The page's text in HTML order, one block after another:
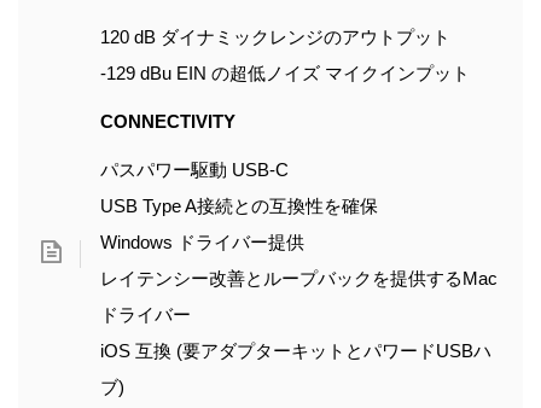
120 dB ダイナミックレンジのアウトプット
-129 dBu EIN の超低ノイズ マイクインプット
CONNECTIVITY
パスパワー駆動 USB-C
USB Type A接続との互換性を確保
Windows ドライバー提供
レイテンシー改善とループバックを提供するMac
ドライバー
iOS 互換 (要アダプターキットとパワードUSBハ
ブ)